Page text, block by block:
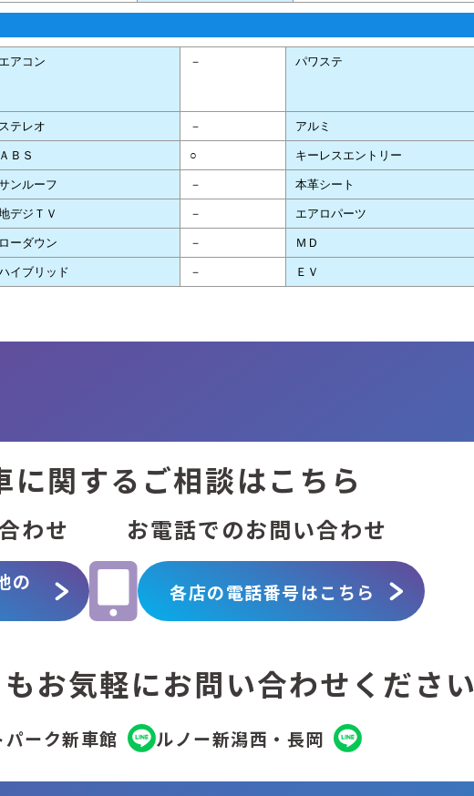
エアコン － パワステ
ステレオ － アルミ
ＡＢＳ ○ キーレスエントリー
ンルーフ － 本革シート
デジＴＶ － エアロパーツ
ローダウン － ＭＤ
イブリッド － ＥＶ
に関する ご相談はこちら
わせ
の
お電話でのお問い合わせ
各店の電話番号はこちら
お気軽にお問い合わせください
パーク新車館 ルノー新潟西・長岡